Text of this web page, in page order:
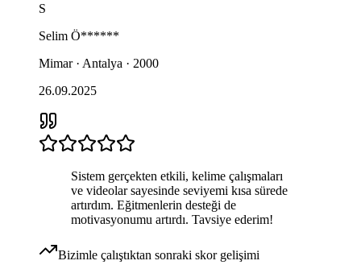
S
Selim Ö******
Mimar · Antalya · 2000
26.09.2025
Sistem gerçekten etkili, kelime çalışmaları
ve videolar sayesinde seviyemi kısa sürede
artırdım. Eğitmenlerin desteği de
motivasyonumu artırdı. Tavsiye ederim!
Bizimle çalıştıktan sonraki skor gelişimi